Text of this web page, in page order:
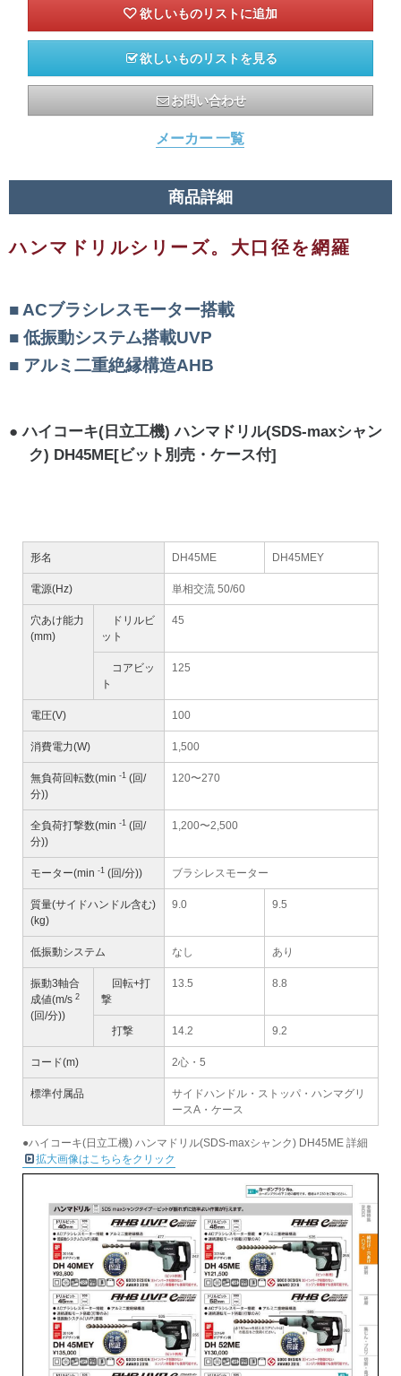
欲しいものリストを見る
お問い合わせ
メーカー 一覧
商品詳細
ハンマドリルシリーズ。大口径を網羅
ACブラシレスモーター搭載
低振動システム搭載UVP
アルミ二重絶縁構造AHB
ハイコーキ(日立工機) ハンマドリル(SDS-maxシャン
ク) DH45ME[ビット別売・ケース付]
形名 DH45ME DH45MEY
電源(Hz) 単相交流 50/60
穴あけ能力
(mm)
ドリルビ
ット
45
コアビッ
ト
125
電圧(V) 100
消費電力(W) 1,500
無負荷回転数(min -1 (回/
分))
120〜270
全負荷打撃数(min -1 (回/
分))
1,200〜2,500
モーター(min -1 (回/分)) ブラシレスモーター
質量(サイドハンドル含む)
(kg)
9.0 9.5
低振動システム なし あり
振動3軸合
成値(m/s 2
(回/分))
回転+打
撃
13.5 8.8
打撃 14.2 9.2
コード(m) 2心・5
標準付属品
サイドハンドル・ストッパ・ハンマグリ
ースA・ケース
●ハイコーキ(日立工機) ハンマドリル(SDS-maxシャンク) DH45ME 詳細
拡大画像はこちらをクリック